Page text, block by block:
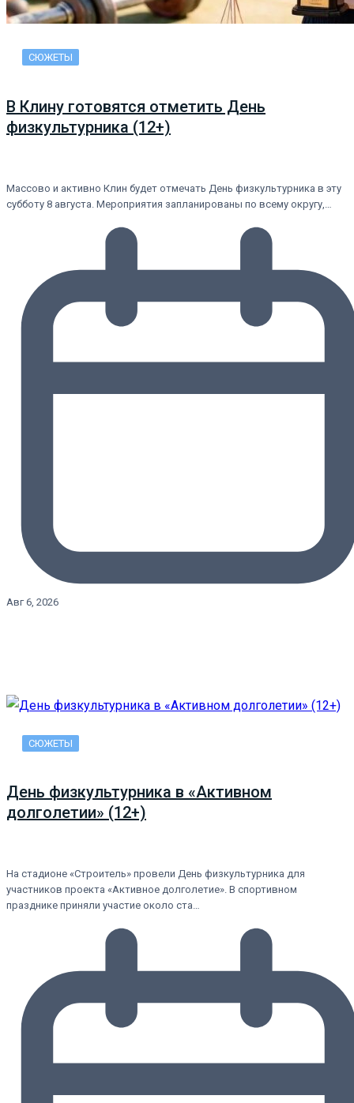
СЮЖЕТЫ
В Клину готовятся отметить День
физкультурника (12+)
Массово и активно Клин будет отмечать День физкультурника в эту
субботу 8 августа. Мероприятия запланированы по всему округу,…
Авг 6, 2026
СЮЖЕТЫ
День физкультурника в «Активном
долголетии» (12+)
На стадионе «Строитель» провели День физкультурника для
участников проекта «Активное долголетие». В спортивном
празднике приняли участие около ста…